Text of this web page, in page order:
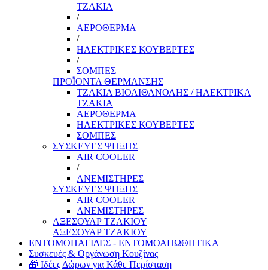
ΤΖΑΚΙΑ
/
ΑΕΡΟΘΕΡΜΑ
/
ΗΛΕΚΤΡΙΚΕΣ ΚΟΥΒΕΡΤΕΣ
/
ΣΟΜΠΕΣ
ΠΡΟΪΟΝΤΑ ΘΕΡΜΑΝΣΗΣ
ΤΖΑΚΙΑ ΒΙΟΑΙΘΑΝΟΛΗΣ / ΗΛΕΚΤΡΙΚΑ
ΤΖΑΚΙΑ
ΑΕΡΟΘΕΡΜΑ
ΗΛΕΚΤΡΙΚΕΣ ΚΟΥΒΕΡΤΕΣ
ΣΟΜΠΕΣ
ΣΥΣΚΕΥΕΣ ΨΗΞΗΣ
AIR COOLER
/
ΑΝΕΜΙΣΤΗΡΕΣ
ΣΥΣΚΕΥΕΣ ΨΗΞΗΣ
AIR COOLER
ΑΝΕΜΙΣΤΗΡΕΣ
ΑΞΕΣΟΥΑΡ ΤΖΑΚΙΟΥ
ΑΞΕΣΟΥΑΡ ΤΖΑΚΙΟΥ
ΕΝΤΟΜΟΠΑΓΙΔΕΣ - ΕΝΤΟΜΟΑΠΩΘΗΤΙΚΑ
Συσκευές & Οργάνωση Κουζίνας
🎁 Ιδέες Δώρων για Κάθε Περίσταση